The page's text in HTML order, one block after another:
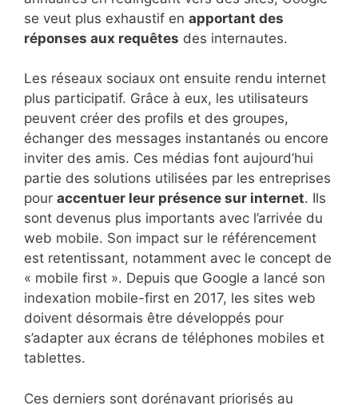
se veut plus exhaustif en apportant des
réponses aux requêtes des internautes.
Les réseaux sociaux ont ensuite rendu internet
plus participatif. Grâce à eux, les utilisateurs
peuvent créer des profils et des groupes,
échanger des messages instantanés ou encore
inviter des amis. Ces médias font aujourd’hui
partie des solutions utilisées par les entreprises
pour accentuer leur présence sur internet. Ils
sont devenus plus importants avec l’arrivée du
web mobile. Son impact sur le référencement
est retentissant, notamment avec le concept de
« mobile first ». Depuis que Google a lancé son
indexation mobile-first en 2017, les sites web
doivent désormais être développés pour
s’adapter aux écrans de téléphones mobiles et
tablettes.
Ces derniers sont dorénavant priorisés au